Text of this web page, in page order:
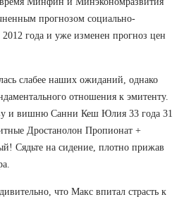
прогнозом социально-
2012 года и уже изменен прогноз цен
слабее наших ожиданий, однако
отношения к эмитенту.
и вишню Санни Кеш Юлия 33 года 31
Дростанолон Пропионат +
Сядьте на сидение, плотно прижав
что Макс впитал страсть к